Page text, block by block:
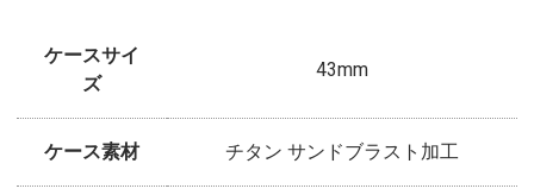
ケースサイ
ズ
43mm
ケース素材 チタン サンドブラスト加工